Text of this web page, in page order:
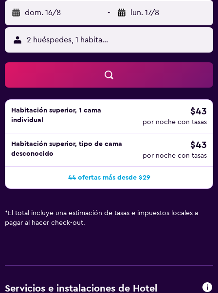
aire libre y piscina infantil. Se pueden practicar las
actividades de ocio y esparcimiento que se indican más
abajo en las instalaciones o cerca del alojamiento (es
posible que se aplique un recargo).
dom. 16/8 - lun. 17/8
2 huéspedes, 1 habitación
Habitación superior, 1 cama
individual
$43
por noche con tasas
Habitación superior, tipo de cama
desconocido
$43
por noche con tasas
44 ofertas más desde $29
* El total incluye una estimación de tasas e impuestos locales a
pagar al hacer check-out.
Servicios e instalaciones de Hotel